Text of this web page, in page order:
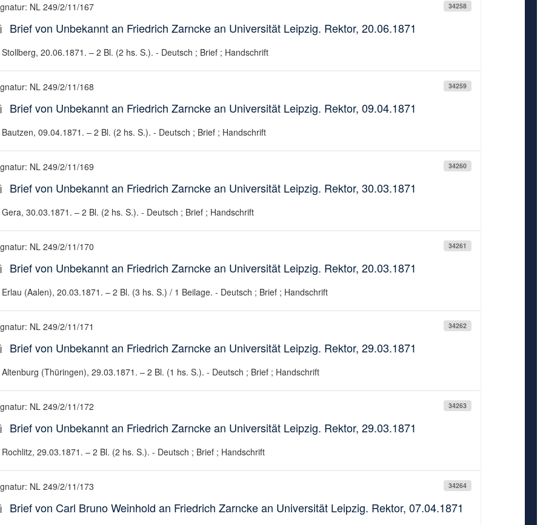
34258
NL 249/2/11/167
Brief von Unbekannt an Friedrich Zarncke an Universität Leipzig. Rektor, 20.06.1871
Stollberg, 20.06.1871. – 2 Bl. (2 hs. S.). - Deutsch ; Brief ; Handschrift
34259
NL 249/2/11/168
Brief von Unbekannt an Friedrich Zarncke an Universität Leipzig. Rektor, 09.04.1871
Bautzen, 09.04.1871. – 2 Bl. (2 hs. S.). - Deutsch ; Brief ; Handschrift
34260
NL 249/2/11/169
Brief von Unbekannt an Friedrich Zarncke an Universität Leipzig. Rektor, 30.03.1871
Gera, 30.03.1871. – 2 Bl. (2 hs. S.). - Deutsch ; Brief ; Handschrift
34261
NL 249/2/11/170
Brief von Unbekannt an Friedrich Zarncke an Universität Leipzig. Rektor, 20.03.1871
Erlau (Aalen), 20.03.1871. – 2 Bl. (3 hs. S.) / 1 Beilage. - Deutsch ; Brief ; Handschrift
34262
NL 249/2/11/171
Brief von Unbekannt an Friedrich Zarncke an Universität Leipzig. Rektor, 29.03.1871
Altenburg (Thüringen), 29.03.1871. – 2 Bl. (1 hs. S.). - Deutsch ; Brief ; Handschrift
34263
NL 249/2/11/172
Brief von Unbekannt an Friedrich Zarncke an Universität Leipzig. Rektor, 29.03.1871
Rochlitz, 29.03.1871. – 2 Bl. (2 hs. S.). - Deutsch ; Brief ; Handschrift
34264
NL 249/2/11/173
Brief von Carl Bruno Weinhold an Friedrich Zarncke an Universität Leipzig. Rektor, 07.04.1871